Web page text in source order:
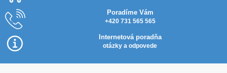
Poradíme Vám
+420 731 565 565
Internetová poradňa
otázky a odpovede
Difúzna lišta interiérová
DLD-i (dĺžka 2 m)
€21,50